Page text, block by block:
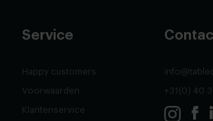
Service
Happy customers
Voorwaarden
Klantenservice
+31(0) 40